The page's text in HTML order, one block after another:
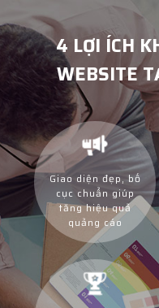
4 LỢI ÍCH
WEBSITE
Giao diện đẹp, bố
cục chuẩn giúp
tăng hiệu quả
quảng cáo